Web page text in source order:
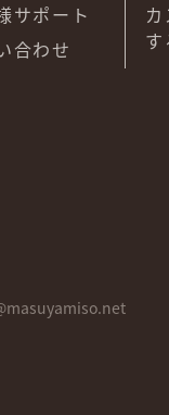
サポート
合わせ